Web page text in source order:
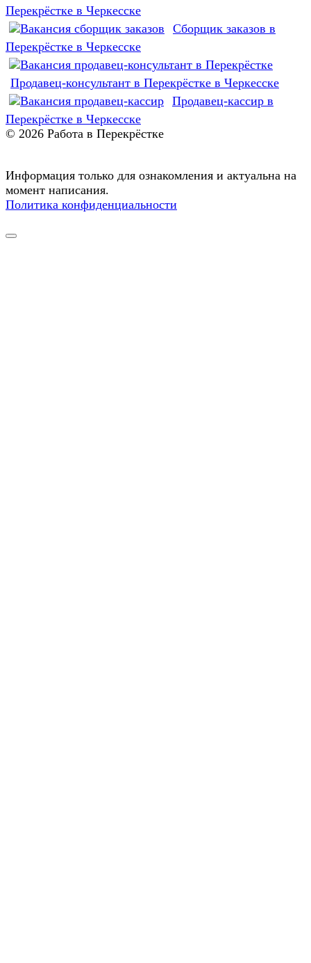
Перекрёстке в Черкесске
Сборщик заказов в
Перекрёстке в Черкесске
Продавец-консультант в Перекрёстке в Черкесске
Продавец-кассир в
Перекрёстке в Черкесске
© 2026 Работа в Перекрёстке
Информация только для ознакомления и актуальна на
момент написания.
Политика конфиденциальности